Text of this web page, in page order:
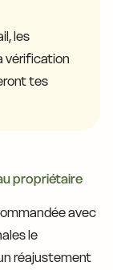
les
vérification
tes
propriétaire
avec
le
réajustement